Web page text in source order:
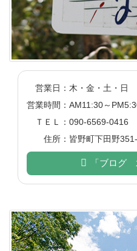
営業日 ： 木・金・土・日
営業時間 ： AM11:30～
ＴＥＬ
： 090-6569-0416
住所 ： 皆野町下田野
「ブログ